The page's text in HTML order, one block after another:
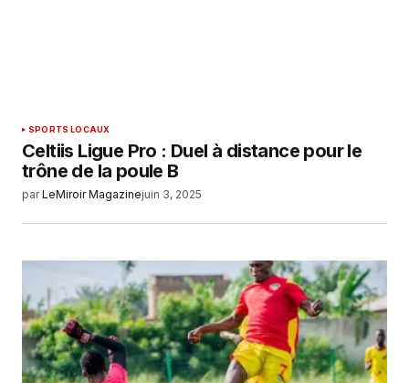
SPORTS LOCAUX
Celtiis Ligue Pro : Duel à distance pour le
trône de la poule B
par LeMiroir Magazinejuin 3, 2025